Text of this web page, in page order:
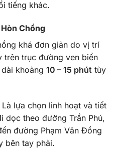
tiếng khác.
Chồng
khá đơn giản do vị trí
trên trục đường ven biển
khoảng 10 – 15 phút tùy
Là lựa chọn linh hoạt và tiết
dọc theo đường Trần Phú,
đường Phạm Văn Đồng
bên tay phải.